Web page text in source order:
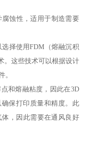
蚀性，适用于制造需要
择使用FDM（熔融沉积
。这些技术可以根据设计
。
和熔融粘度，因此在3D
保打印质量和精度。此
，因此需要在通风良好